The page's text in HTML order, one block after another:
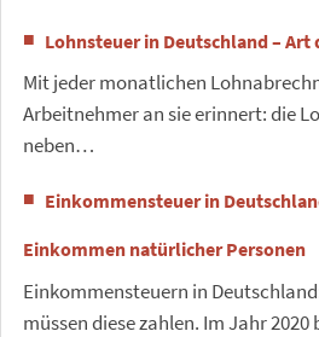
Lohnsteuer in Deutschland –
Mit jeder monatlichen
Arbeitnehmer an sie erinnert: die
neben…
Einkommensteuer in
Einkommen natürlicher Personen
Einkommensteuern in
müssen diese zahlen. Im Jahr